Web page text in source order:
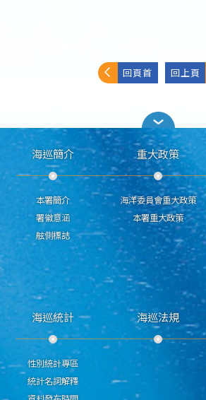
回頁首 回上頁
海巡簡介
本署簡介
署徽意涵
舷側標誌
重大政策
海洋委員會重大政策
本署重大政策
海巡統計
性別統計專區
統計名詞解釋
海巡法規